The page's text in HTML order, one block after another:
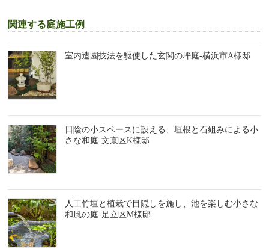
関連する庭施工例
室内造園技法を駆使した玄関の坪庭-横浜市A様邸
日陰の小スペースに設える、垣根と石組みによる小
さな和庭-文京区K様邸
人工竹垣と植栽で目隠しを施し、池を楽しむ小さな
和風の庭-足立区M様邸